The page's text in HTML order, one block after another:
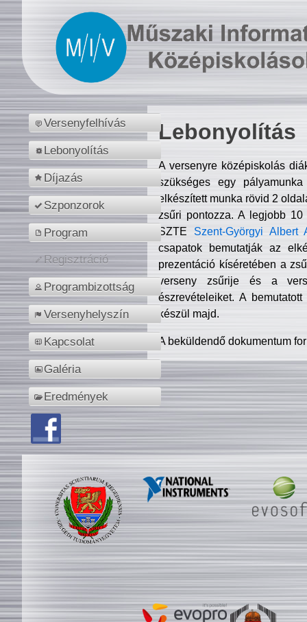
Versenyfelhívás
Lebonyolítás
Díjazás
Szponzorok
Program
Regisztráció
Programbizottság
Versenyhelyszín
Kapcsolat
Galéria
Eredmények
Lebonyolítás
A versenyre középiskolás
szükséges egy
elkészített munka rövid 2
zsűri pontozza. A legjobb
SZTE Szent-Györgyi Albert
csapatok bemutatják az
prezentáció kíséretében a
verseny zsűrije és a
észrevételeiket. A
készül majd.
A beküldendő dokumentum